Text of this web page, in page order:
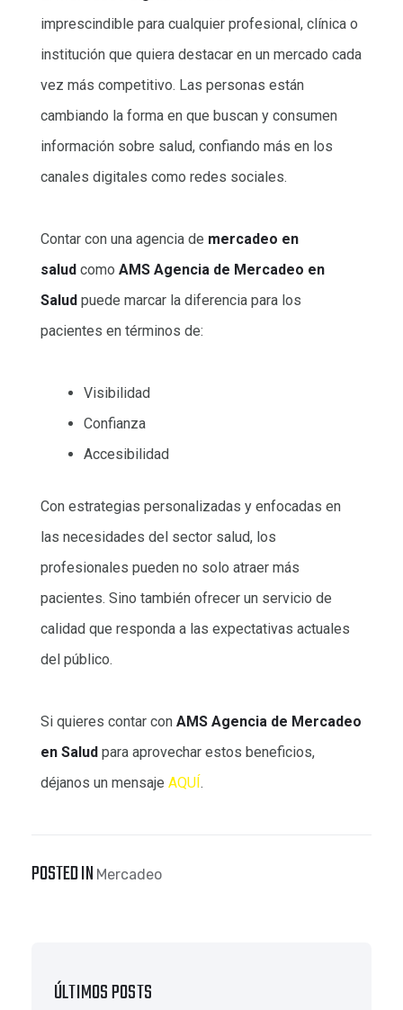
imprescindible para cualquier profesional, clínica o
institución que quiera destacar en un mercado cada
vez más competitivo. Las personas están
cambiando la forma en que buscan y consumen
información sobre salud, confiando más en los
canales digitales como redes sociales.
Contar con una agencia de mercadeo en
salud como AMS Agencia de Mercadeo en
Salud puede marcar la diferencia para los
pacientes en términos de:
Visibilidad
Confianza
Accesibilidad
Con estrategias personalizadas y enfocadas en
las necesidades del sector salud, los
profesionales pueden no solo atraer más
pacientes. Sino también ofrecer un servicio de
calidad que responda a las expectativas actuales
del público.
Si quieres contar con AMS Agencia de Mercadeo
en Salud para aprovechar estos beneficios,
déjanos un mensaje AQUÍ.
POSTED IN Mercadeo
ÚLTIMOS POSTS